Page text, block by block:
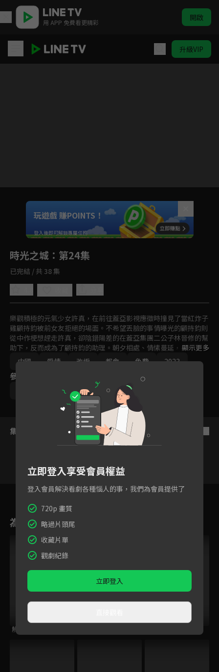
用 APP 免費看更精彩 開啟
升級VIP
Unmute
如有不便請見諒
玩遊戲 賺POINTS！
登入後即可解鎖專屬任務
時光之城 ：第24集
已完結 / 共 38 集
樂觀積極的元氣少女許真，在前往蓋亞影視應徵時撞見了當紅炸子
雞顧持鈞被前女友拒絕的場面。不希望丟臉的事情曝光的顧持鈞則
從中作梗想趕走許真，卻陰錯陽差的在蓋亞集團二公子林晉修的幫
助下，反而成為了顧持鈞的助理。朝夕相處、情愫蔓延，卻同時捲
入了集團的陰謀，兩人要如何逃出危機，讓有情人終成眷屬呢？
顯示更多
中國
愛情 改編 都會 免費 2023
參與演員
朴敏英
集數列表
22 23 24 25 26
為您推薦
觸心罪探
立即登入享受會員權益
登入會員解決看劇各種惱人的事，我們為會員提供了
720p 畫質
略過片頭尾
收藏片單
觀劇紀錄
立即登入